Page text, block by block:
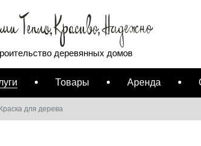
деревянных домов
Товары Аренда
Краска для дерева